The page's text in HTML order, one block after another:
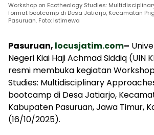
Workshop on Ecotheology Studies:
format bootcamp di Desa Jatiarjo, Kecamatan
Pasuruan. Foto: Istimewa
Pasuruan, locusjatim.com–
Negeri Kiai Haji Achmad Siddiq (UIN
resmi membuka kegiatan
Studies: Multidisciplinary
bootcamp di Desa Jatiarjo,
Kabupaten Pasuruan, Jawa Timur,
(16/10/2025).